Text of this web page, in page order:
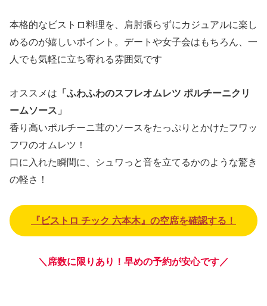
本格的なビストロ料理を、肩肘張らずにカジュアルに楽し
めるのが嬉しいポイント。デートや女子会はもちろん、一
人でも気軽に立ち寄れる雰囲気です
オススメは 「ふわふわのスフレオムレツ ポルチーニクリ
ームソース」
香り高いポルチーニ茸のソースをたっぷりとかけたフワッ
フワのオムレツ！
口に入れた瞬間に、シュワっと音を立てるかのような驚き
の軽さ！
『ビストロ チック 六本木』の空席を確認する！
＼席数に限りあり！早めの予約が安心です／